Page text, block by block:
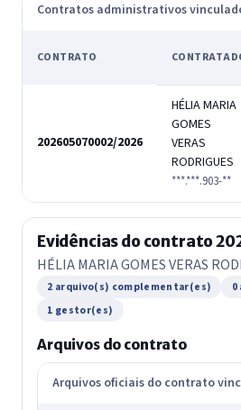
Contratos administrativos
CONTRATO
202605070002/2026
HÉLIA MARIA
GOMES
VERAS
RODRIGUES
***.***.903-**
Evidências do contrato
HÉLIA MARIA GOMES VERAS
2 arquivo(s) complementar(es)
1 gestor(es)
Arquivos do contrato
Arquivos oficiais do contrato